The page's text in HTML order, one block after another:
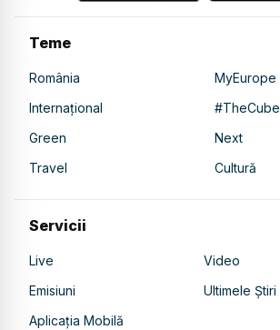
Teme
România
MyEurope
Internațional
#TheCube
Green
Next
Travel
Cultură
Servicii
Live
Video
Emisiuni
Ultimele Știri
Aplicația Mobilă